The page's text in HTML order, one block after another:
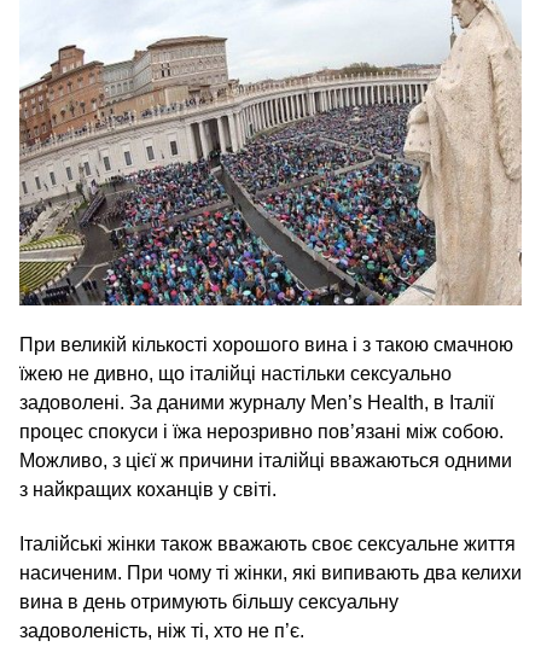
При великій кількості хорошого вина і з такою смачною
їжею не дивно, що італійці настільки сексуально
задоволені. За даними журналу Men’s Health, в Італії
процес спокуси і їжа нерозривно пов’язані між собою.
Можливо, з цієї ж причини італійці вважаються одними
з найкращих коханців у світі.
Італійські жінки також вважають своє сексуальне життя
насиченим. При чому ті жінки, які випивають два келихи
вина в день отримують більшу сексуальну
задоволеність, ніж ті, хто не п’є.